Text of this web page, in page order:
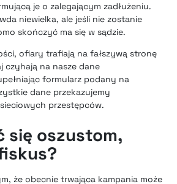
je o zalegającym zadłużeniu.
niewielka, ale jeśli nie zostanie
skończyć ma się w sądzie.
ofiary trafiają na fałszywą stronę
czyhają na nasze dane
formularz podany na
dane przekazujemy
przestępców.
się oszustom,
że obecnie trwająca kampania może